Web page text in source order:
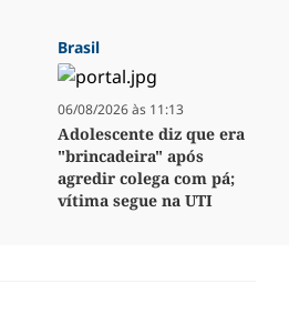
Brasil
06/08/2026 às 11:13
Adolescente diz que era
"brincadeira" após
agredir colega com pá;
vítima segue na UTI